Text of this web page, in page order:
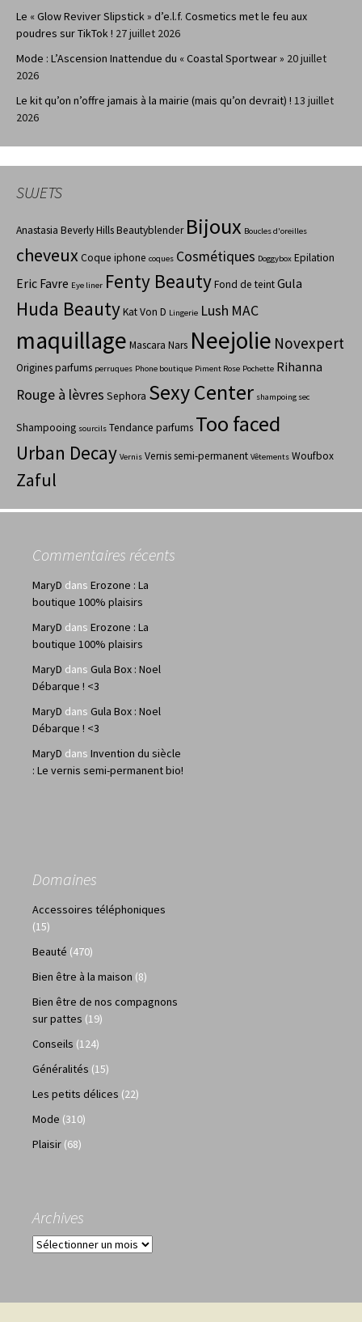
Le « Glow Reviver Slipstick » d’e.l.f. Cosmetics met le feu aux
poudres sur TikTok ! 27 juillet 2026
Mode : L’Ascension Inattendue du « Coastal Sportwear » 20 juillet
2026
Le kit qu’on n’offre jamais à la mairie (mais qu’on devrait) ! 13 juillet
2026
SUJETS
Anastasia Beverly HillsBeautyblender Bijoux Boucles d'oreilles
cheveuxCoque iphone coques Cosmétiques Doggybox Epilation
Eric Favre Eye liner Fenty BeautyFond de teintGula
Huda BeautyKat Von D Lingerie Lush MAC
maquillage Mascara Nars Neejolie Novexpert
Origines parfums perruques Phone boutique Piment Rose Pochette Rihanna
Rouge à lèvres Sephora Sexy Center shampoing sec
Shampooing sourcils Tendance parfums Too faced
Urban Decay Vernis Vernis semi-permanent Vêtements Woufbox
Zaful
Commentaires récents
MaryD dans Erozone : La
boutique 100% plaisirs
MaryD dans Erozone : La
boutique 100% plaisirs
MaryD dans Gula Box : Noel
Débarque ! <3
MaryD dans Gula Box : Noel
Débarque ! <3
MaryD dans Invention du siècle
: Le vernis semi-permanent bio!
Domaines
Accessoires téléphoniques
(15)
Beauté (470)
Bien être à la maison (8)
Bien être de nos compagnons
sur pattes (19)
Conseils (124)
Généralités (15)
Les petits délices (22)
Mode (310)
Plaisir (68)
Archives
Archives